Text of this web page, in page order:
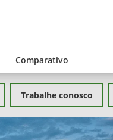
Comparativo
Trabalhe conosco